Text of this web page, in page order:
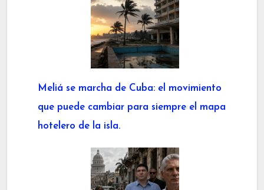
Meliá se marcha de Cuba: el movimiento
que puede cambiar para siempre el mapa
hotelero de la isla.